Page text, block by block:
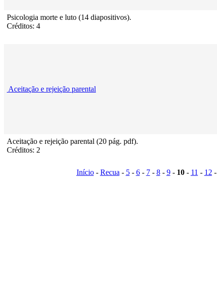
Psicologia morte e luto (14 diapositivos).
Créditos: 4
Aceitação e rejeição parental
Aceitação e rejeição parental (20 pág. pdf).
Créditos: 2
Início- Recua- 5- 6- 7- 8- 9- 10- 11 - 12